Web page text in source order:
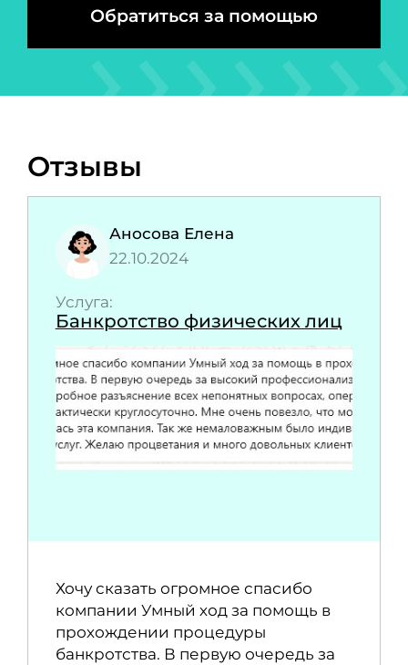
Обратиться за помощью
Отзывы
Аносова Елена
22.10.2024
Услуга:
Банкротство физических лиц
Хочу сказать огромное спасибо
компании Умный ход за помощь в
прохождении процедуры
банкротства. В первую очередь за